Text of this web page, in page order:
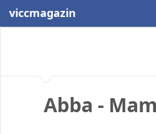
viccmagazin
Abba -